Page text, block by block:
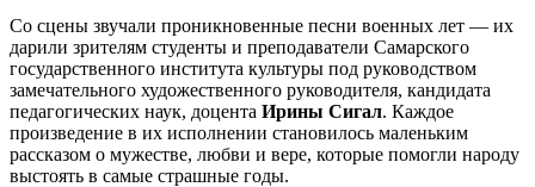
Со сцены звучали проникновенные песни военных лет — их
дарили зрителям студенты и преподаватели Самарского
государственного института культуры под руководством
замечательного художественного руководителя, кандидата
педагогических наук, доцента Ирины Сигал. Каждое
произведение в их исполнении становилось маленьким
рассказом о мужестве, любви и вере, которые помогли народу
выстоять в самые страшные годы.